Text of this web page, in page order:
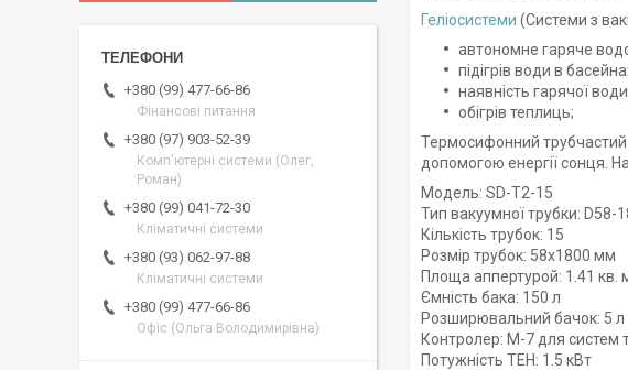
Геліосистеми (Системи з
автономне гаряче
підігрів води в
наявність гарячої
обігрів теплиць;
Термосифонний
допомогою енергії сонця.
Модель: SD-T2-15
Тип вакуумної трубки: D58-
Кількість трубок: 15
Розмір трубок: 58х1800 мм
Площа аппертурой: 1.41 кв.
Ємність бака: 150 л
Розширювальний бачок: 5 л
Контролер: М-7 для систем
Потужність ТЕН: 1.5 кВт
+380 (99) 477-66-86
Фінансові питання
+380 (97) 903-52-39
Комп'ютерні системи (Олег,
Роман)
+380 (99) 041-72-30
Кліматичні системи
+380 (93) 062-97-88
Кліматичні системи
+380 (99) 477-66-86
Офіс (Ольга Володимирівна)